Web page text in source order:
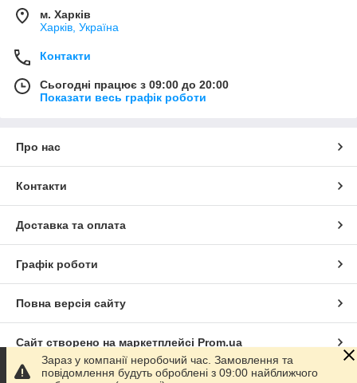
м. Харків
Харків, Україна
Контакти
Сьогодні працює з 09:00 до 20:00
Показати весь графік роботи
Про нас
Контакти
Доставка та оплата
Графік роботи
Повна версія сайту
Сайт створено на маркетплейсі Prom.ua
Зараз у компанії неробочий час. Замовлення та
повідомлення будуть оброблені з 09:00 найближчого